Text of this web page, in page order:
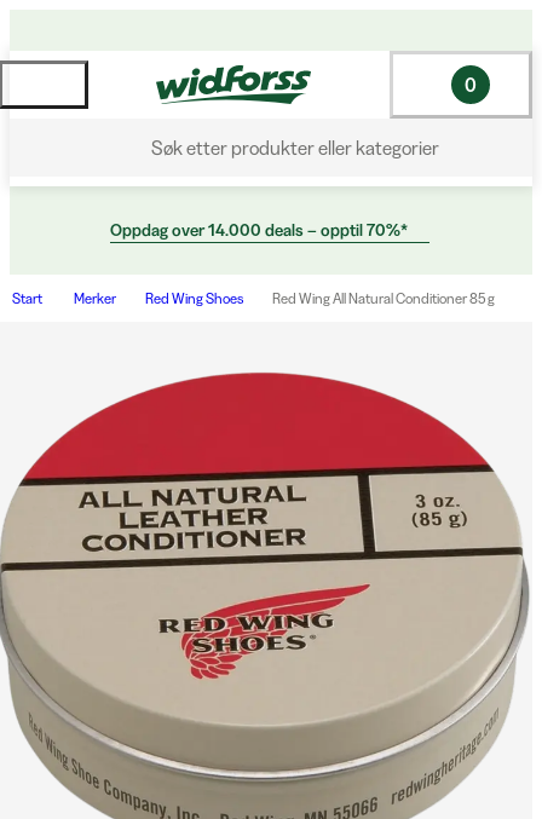
Søk etter produkter eller kategorier
0
Oppdag over 14.000 deals – opptil 70%*
Start Merker Red Wing Shoes Red Wing All Natural Conditioner 85 g